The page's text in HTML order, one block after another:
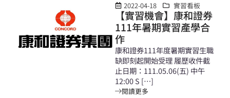
2022-04-18 實習看板
【實習機會】康和證券
111年暑期實習產學合
作
康和證券111年度暑期實習生職
缺即刻起開始受理 履歷收件截
止日期：111.05.06(五) 中午
12:00 S […]
閱讀更多